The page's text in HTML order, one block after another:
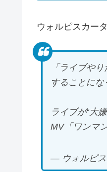
ウォルピスカー
「ライブや
することに
ライブが“大
MV「ワンマ
— ウォルピス